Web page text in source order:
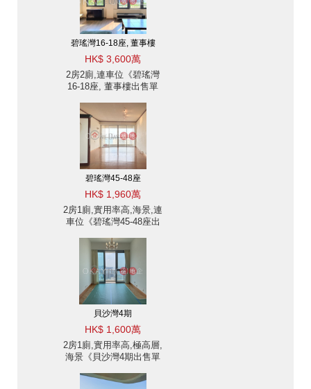
碧瑤灣16-18座, 董事樓
HK$ 3,600萬
2房2廁,連車位《碧瑤灣
16-18座, 董事樓出售單
碧瑤灣45-48座
HK$ 1,960萬
2房1廁,實用率高,海景,連
車位《碧瑤灣45-48座出
貝沙灣4期
HK$ 1,600萬
2房1廁,實用率高,極高層,
海景《貝沙灣4期出售單